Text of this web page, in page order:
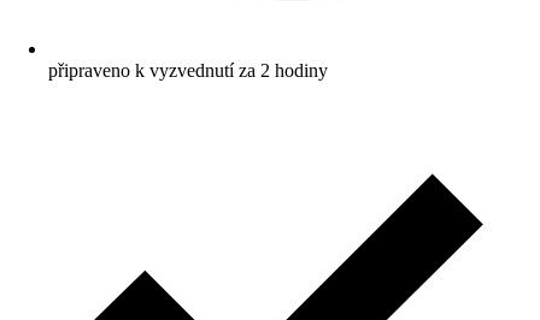
připraveno k vyzvednutí za 2 hodiny